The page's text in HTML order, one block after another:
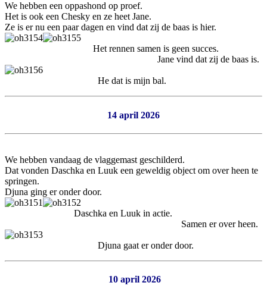
We hebben een oppashond op proef.
Het is ook een Chesky en ze heet Jane.
Ze is er nu een paar dagen en vind dat zij de baas is hier.
Het rennen samen is geen succes.
Jane vind dat zij de baas is.
He dat is mijn bal.
14 april 2026
We hebben vandaag de vlaggemast geschilderd.
Dat vonden Daschka en Luuk een geweldig object om over heen te
springen.
Djuna ging er onder door.
Daschka en Luuk in actie.
Samen er over heen.
Djuna gaat er onder door.
10 april 2026